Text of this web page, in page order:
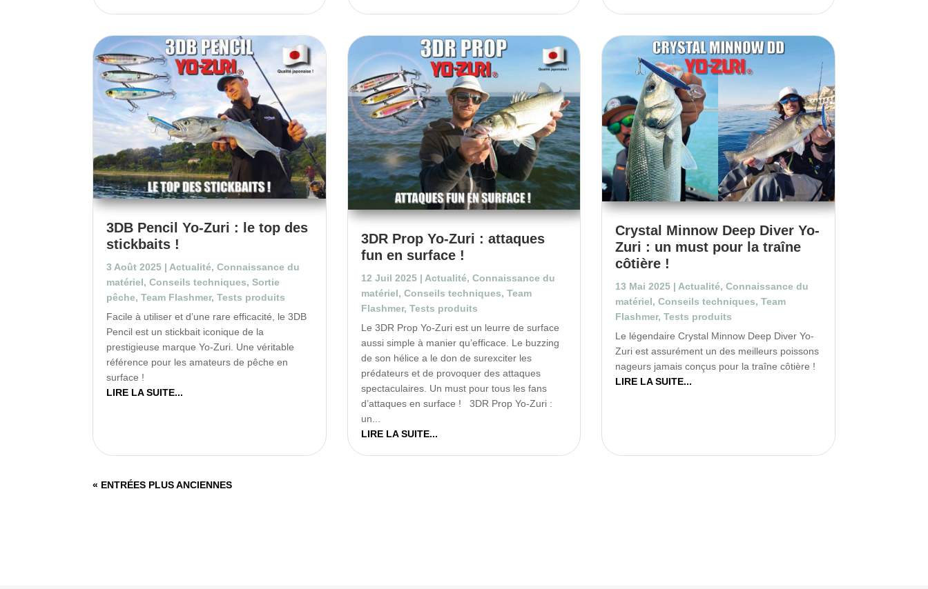
3DB Pencil Yo-Zuri : le top des
stickbaits !
3 Août 2025 | Actualité,Connaissance du
matériel,Conseils techniques,Sortie
pêche,Team Flashmer,Tests produits
Facile à utiliser et d’une rare efficacité, le 3DB
Pencil est un stickbait iconique de la
prestigieuse marque Yo-Zuri. Une véritable
référence pour les amateurs de pêche en
surface !
LIRE LA SUITE...
3DR Prop Yo-Zuri : attaques
fun en surface !
12 Juil 2025| Actualité, Connaissance du
matériel, Conseils techniques, Team
Flashmer, Tests produits
Le 3DR Prop Yo-Zuri est un leurre de surface
aussi simple à manier qu’efficace. Le buzzing
de son hélice a le don de surexciter les
prédateurs et de provoquer des attaques
spectaculaires. Un must pour tous les fans
d’attaques en surface ! 3DR Prop Yo-Zuri :
un...
LIRE LA SUITE...
Crystal Minnow Deep Diver Yo-
Zuri : un must pour la traîne
côtière !
13 Mai 2025 | Actualité,Connaissance du
matériel,Conseils techniques,Team
Flashmer,Tests produits
Le légendaire Crystal Minnow Deep Diver Yo-
Zuri est assurément un des meilleurs poissons
nageurs jamais conçus pour la traîne côtière !
LIRE LA SUITE...
« ENTRÉES PLUS ANCIENNES